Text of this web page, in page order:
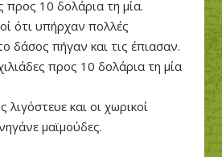
προς 10 δολάρια τη μία.
ότι υπήρχαν πολλές
δάσος πήγαν και τις έπιασαν.
προς 10 δολάρια τη μία
και οι χωρικοί
μαϊμούδες.